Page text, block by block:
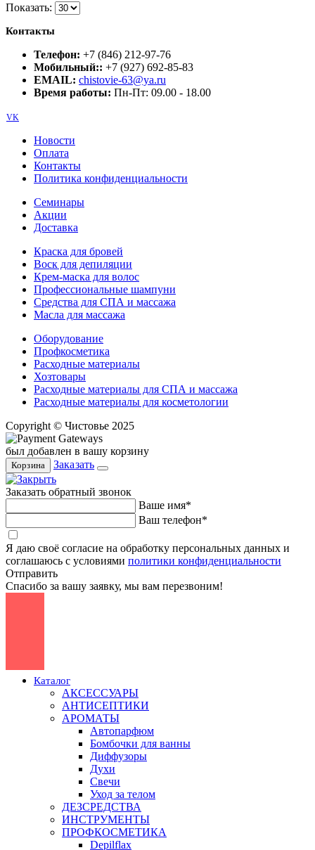
Показать:
Контакты
Телефон: +7 (846) 212-97-76
Мобильный:: +7 (927) 692-85-83
EMAIL: chistovie-63@ya.ru
Время работы: Пн-Пт: 09.00 - 18.00
VK
Новости
Оплата
Контакты
Политика конфиденциальности
Семинары
Акции
Доставка
Краска для бровей
Воск для депиляции
Крем-маска для волос
Профессиональные шампуни
Средства для СПА и массажа
Масла для массажа
Оборудование
Профкосметика
Расходные материалы
Хозтовары
Расходные материалы для СПА и массажа
Расходные материалы для косметологии
Copyright © Чистовье 2025
был добавлен в вашу корзину
Корзина Заказать
Заказать обратный звонок
Ваше имя*
Ваш телефон*
Я даю своё согласие на обработку персональных данных и
соглашаюсь с условиями политики конфиденциальности
Отправить
Спасибо за вашу заявку, мы вам перезвоним!
Каталог
АКСЕССУАРЫ
АНТИСЕПТИКИ
АРОМАТЫ
Автопарфюм
Бомбочки для ванны
Диффузоры
Духи
Свечи
Уход за телом
ДЕЗСРЕДСТВА
ИНСТРУМЕНТЫ
ПРОФКОСМЕТИКА
Depilflax